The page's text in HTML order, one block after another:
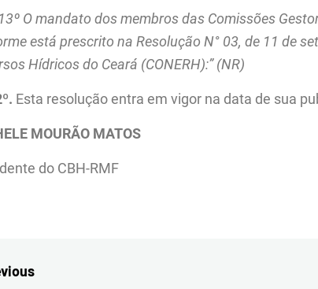
O mandato dos membros das Comissões
está prescrito na Resolução N° 03, de 11 de
Hídricosdo Ceará (CONERH):” (NR)
Esta resolução entra em vigor na data de sua
MOURÃO MATOS
do CBH-RMF